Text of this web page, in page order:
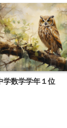
学数学学年１位